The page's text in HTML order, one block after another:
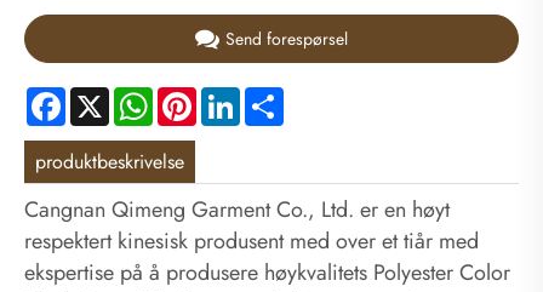
Send forespørsel
Facebook
X WhatsApp
PinterestLinkedIn
produktbeskrivelse
Cangnan Qimeng Garment Co., Ltd. er en høyt
respektert kinesisk produsent med over et tiår med
ekspertise på å produsere høykvalitets Polyester Color